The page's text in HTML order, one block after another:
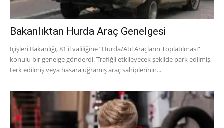
Bakanlıktan Hurda Araç Genelgesi
İçişleri Bakanlığı, 81 il valiliğine “Hurda/Atıl Araçların Toplatılması”
konulu bir genelge gönderdi. Trafiğii etkileyecek şekilde park edilmiş,
terk edilmiş veya hasara uğramış araç sahiplerinin...